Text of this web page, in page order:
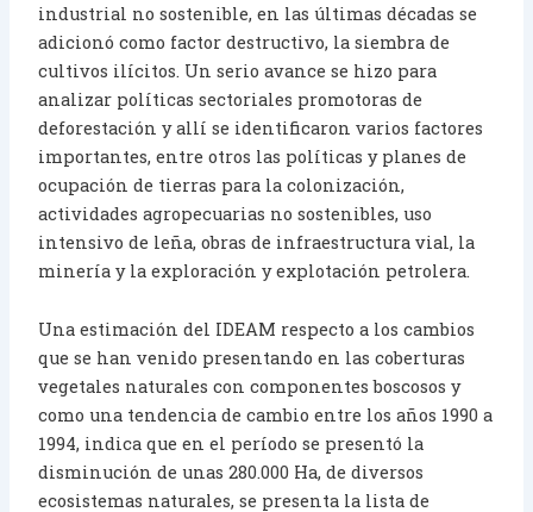
industrial no sostenible, en las últimas décadas se
adicionó como factor destructivo, la siembra de
cultivos ilícitos. Un serio avance se hizo para
analizar políticas sectoriales promotoras de
deforestación y allí se identificaron varios factores
importantes, entre otros las políticas y planes de
ocupación de tierras para la colonización,
actividades agropecuarias no sostenibles, uso
intensivo de leña, obras de infraestructura vial, la
minería y la exploración y explotación petrolera.
Una estimación del IDEAM respecto a los cambios
que se han venido presentando en las coberturas
vegetales naturales con componentes boscosos y
como una tendencia de cambio entre los años 1990 a
1994, indica que en el período se presentó la
disminución de unas 280.000 Ha, de diversos
ecosistemas naturales, se presenta la lista de